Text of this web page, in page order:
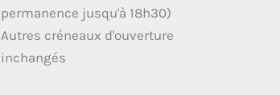
permanence jusqu'à 18h30)
Autres créneaux d'ouverture
inchangés